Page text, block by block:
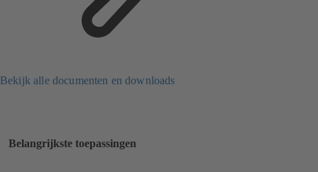
Bekijk alle documenten en downloads
Belangrijkste toepassingen